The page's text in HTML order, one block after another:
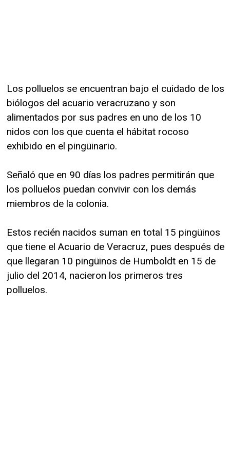
Los polluelos se encuentran bajo el cuidado de los
biólogos del acuario veracruzano y son
alimentados por sus padres en uno de los 10
nidos con los que cuenta el hábitat rocoso
exhibido en el pingüinario.
Señaló que en 90 días los padres permitirán que
los polluelos puedan convivir con los demás
miembros de la colonia.
Estos recién nacidos suman en total 15 pingüinos
que tiene el Acuario de Veracruz, pues después de
que llegaran 10 pingüinos de Humboldt en 15 de
julio del 2014, nacieron los primeros tres
polluelos.